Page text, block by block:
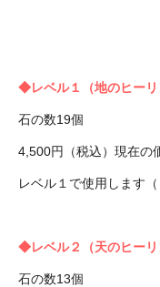
◆レベル１（地のヒーリ
石の数19個
4,500円（税込）現在の
レベル１で使用します
◆レベル２（天のヒーリ
石の数13個